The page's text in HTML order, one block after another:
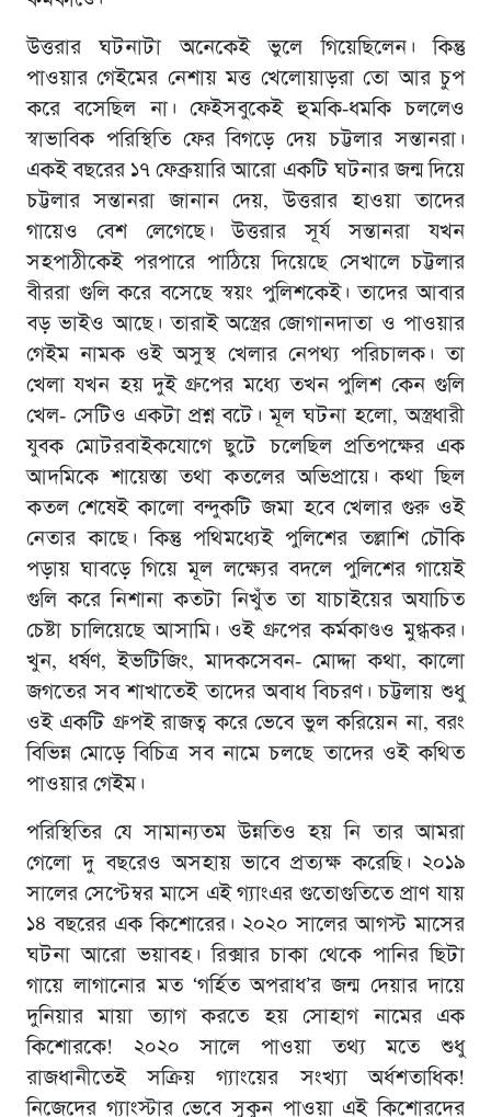
উত্তরার ঘটনাটা অনেকেই ভুলে গিয়েছিলেন। কিন্তু
পাওয়ার গেইমের নেশায় মত্ত খেলোয়াড়রা তো আর চুপ
করে বসেছিল না। ফেইসবুকেই হুমকি-ধমকি চললেও
স্বাভাবিক পরিস্থিতি ফের বিগড়ে দেয় চট্টলার সন্তানরা।
একই বছরের ১৭ ফেব্রুয়ারি আরো একটি ঘটনার জন্ম দিয়ে
চট্টলার সন্তানরা জানান দেয়, উত্তরার হাওয়া তাদের
গায়েও বেশ লেগেছে। উত্তরার সূর্য সন্তানরা যখন
সহপাঠীকেই পরপারে পাঠিয়ে দিয়েছে সেখালে চট্টলার
বীররা গুলি করে বসেছে স্বয়ং পুলিশকেই। তাদের আবার
বড় ভাইও আছে। তারাই অস্ত্রের জোগানদাতা ও পাওয়ার
গেইম নামক ওই অসুস্থ খেলার নেপথ্য পরিচালক। তা
খেলা যখন হয় দুই গ্রুপের মধ্যে তখন পুলিশ কেন গুলি
খেল- সেটিও একটা প্রশ্ন বটে। মূল ঘটনা হলো, অস্ত্রধারী
যুবক মোটরবাইকযোগে ছুটে চলেছিল প্রতিপক্ষের এক
আদমিকে শায়েস্তা তথা কতলের অভিপ্রায়ে। কথা ছিল
কতল শেষেই কালো বন্দুকটি জমা হবে খেলার গুরু ওই
নেতার কাছে। কিন্তু পথিমধ্যেই পুলিশের তল্লাশি চৌকি
পড়ায় ঘাবড়ে গিয়ে মূল লক্ষ্যের বদলে পুলিশের গায়েই
গুলি করে নিশানা কতটা নিখুঁত তা যাচাইয়ের অযাচিত
চেষ্টা চালিয়েছে আসামি। ওই গ্রুপের কর্মকাণ্ডও মুগ্ধকর।
খুন, ধর্ষণ, ইভটিজিং, মাদকসেবন- মোদ্দা কথা, কালো
জগতের সব শাখাতেই তাদের অবাধ বিচরণ। চট্টলায় শুধু
ওই একটি গ্রুপই রাজত্ব করে ভেবে ভুল করিয়েন না, বরং
বিভিন্ন মোড়ে বিচিত্র সব নামে চলছে তাদের ওই কথিত
পাওয়ার গেইম।
পরিস্থিতির যে সামান্যতম উন্নতিও হয় নি তার আমরা
গেলো দু বছরেও অসহায় ভাবে প্রত্যক্ষ করেছি। ২০১৯
সালের সেপ্টেম্বর মাসে এই গ্যাংএর গুতোগুতিতে প্রাণ যায়
১৪ বছরের এক কিশোরের। ২০২০ সালের আগস্ট মাসের
ঘটনা আরো ভয়াবহ। রিক্সার চাকা থেকে পানির ছিটা
গায়ে লাগানোর মত ‘গর্হিত অপরাধ’র জন্ম দেয়ার দায়ে
দুনিয়ার মায়া ত্যাগ করতে হয় সোহাগ নামের এক
কিশোরকে! ২০২০ সালে পাওয়া তথ্য মতে শুধু
রাজধানীতেই সক্রিয় গ্যাংয়ের সংখ্যা অর্ধশতাধিক!
নিজেদের গ্যাংস্টার ভেবে সুকুন পাওয়া এই কিশোরদের